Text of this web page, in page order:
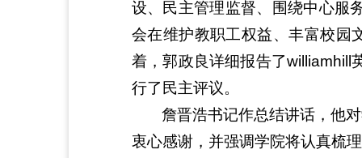
设、民主管理监督、围绕中心服
会在维护教职工权益、丰富校园
着，郭政良详细报告了williamhill
行了民主评议。
詹晋浩书记作总结讲话，他
衷心感谢，并强调学院将认真梳